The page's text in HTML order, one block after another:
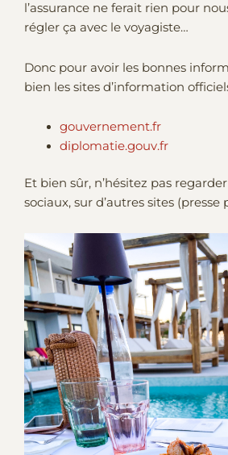
l’assurance ne ferait rien pour
régler ça avec le voyagiste…
Donc pour avoir les bonnes
bien les sites d’information
gouvernement.fr
diplomatie.gouv.fr
Et bien sûr, n’hésitez pas
sociaux, sur d’autres sites (presse